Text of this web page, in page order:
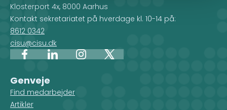
Klosterport 4x, 8000 Aarhus
Kontakt sekretariatet på hverdage kl. 10-14 på:
8612 0342
cisu@cisu.dk
FacebookLinkedInInstagram
X
Genveje
Find medarbejder
Artikler